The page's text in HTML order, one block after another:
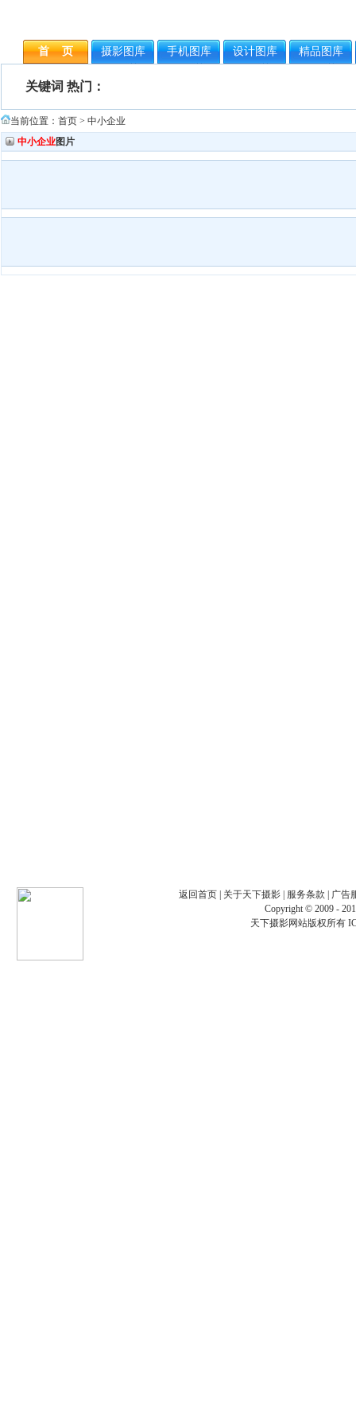
首 页 摄影图库 手机图库 设计图库 精品图库
关键词 热门：
当前位置： 首页 > 中小企业
中小企业图片
返回首页 | 关于天下摄影 | 服务条款 | 广告
Copyright © 2009 -
天下摄影网站版权所有